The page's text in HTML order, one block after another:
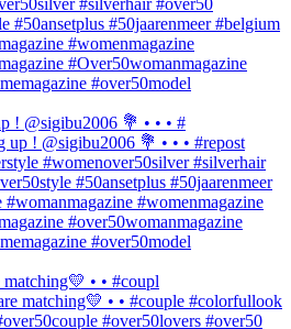
! @sigibu2006 💐 • • • #
• • #coupl